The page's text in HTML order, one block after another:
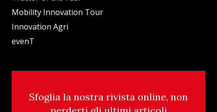
Mobility Innovation Tour
Innovation Agri
evenT
Sfoglia la nostra rivista online, non